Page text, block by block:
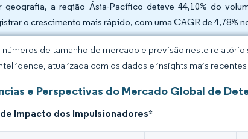
geografia, a região Ásia-Pacífico deteve 44,10% do
o crescimento mais rápido, com uma CAGR de 4,78%
números de tamanho de mercado e previsão neste
atualizada com os dados e insights mais
e Perspectivas do Mercado Global de
Impacto dos Impulsionadores*